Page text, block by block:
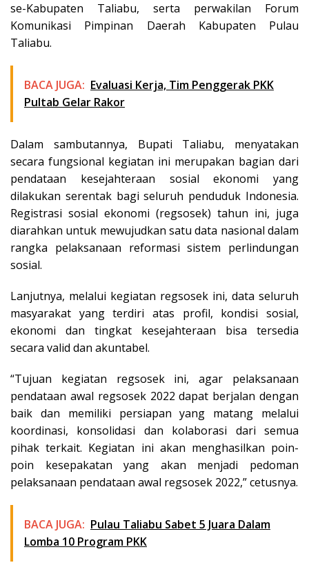
se-Kabupaten Taliabu, serta perwakilan Forum
Komunikasi Pimpinan Daerah Kabupaten Pulau
Taliabu.
BACA JUGA: Evaluasi Kerja, Tim Penggerak PKK
Pultab Gelar Rakor
Dalam sambutannya, Bupati Taliabu, menyatakan
secara fungsional kegiatan ini merupakan bagian dari
pendataan kesejahteraan sosial ekonomi yang
dilakukan serentak bagi seluruh penduduk Indonesia.
Registrasi sosial ekonomi (regsosek) tahun ini, juga
diarahkan untuk mewujudkan satu data nasional dalam
rangka pelaksanaan reformasi sistem perlindungan
sosial.
Lanjutnya, melalui kegiatan regsosek ini, data seluruh
masyarakat yang terdiri atas profil, kondisi sosial,
ekonomi dan tingkat kesejahteraan bisa tersedia
secara valid dan akuntabel.
“Tujuan kegiatan regsosek ini, agar pelaksanaan
pendataan awal regsosek 2022 dapat berjalan dengan
baik dan memiliki persiapan yang matang melalui
koordinasi, konsolidasi dan kolaborasi dari semua
pihak terkait. Kegiatan ini akan menghasilkan poin-
poin kesepakatan yang akan menjadi pedoman
pelaksanaan pendataan awal regsosek 2022,” cetusnya.
BACA JUGA: Pulau Taliabu Sabet 5 Juara Dalam
Lomba 10 Program PKK